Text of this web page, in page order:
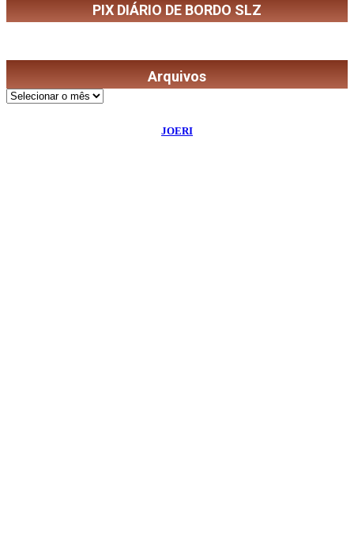
PIX DIÁRIO DE BORDO SLZ
Arquivos
Arquivos
JOERI